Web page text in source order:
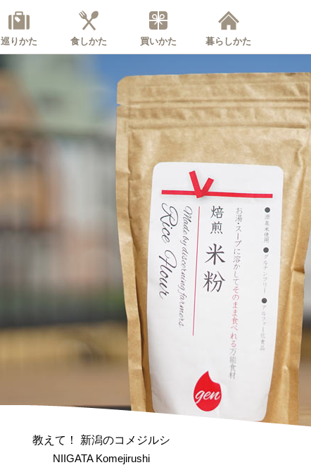
巡りかた 食しかた 買いかた 暮らしかた
教えて！ 新潟のコメジルシ
NIIGATA Komejirushi